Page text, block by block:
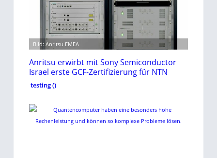
Bild: Anritsu EMEA
Anritsu erwirbt mit Sony Semiconductor
Israel erste GCF-Zertifizierung für NTN
testing ()